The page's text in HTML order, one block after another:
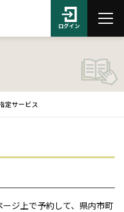
ログイン
定サービス
ジ上で予約して、県内市町